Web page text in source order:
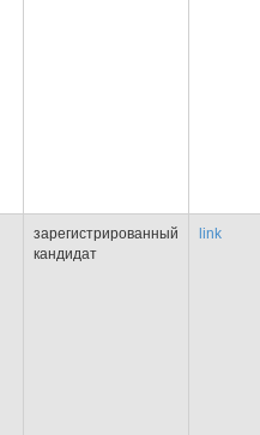
зарегистрированный
кандидат
link